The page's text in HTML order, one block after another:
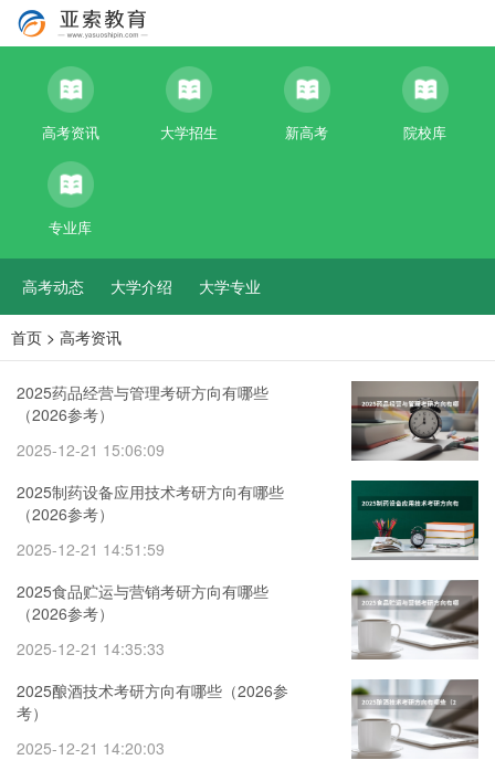
高考资讯 大学招生 新高考 院校库
专业库
高考动态 大学介绍 大学专业
首页 > 高考资讯
2025药品经营与管理考研方向有哪些
（2026参考）
2025-12-21 15:06:09
2025制药设备应用技术考研方向有哪些
（2026参考）
2025-12-21 14:51:59
2025食品贮运与营销考研方向有哪些
（2026参考）
2025-12-21 14:35:33
2025酿酒技术考研方向有哪些（2026参
考）
2025-12-21 14:20:03